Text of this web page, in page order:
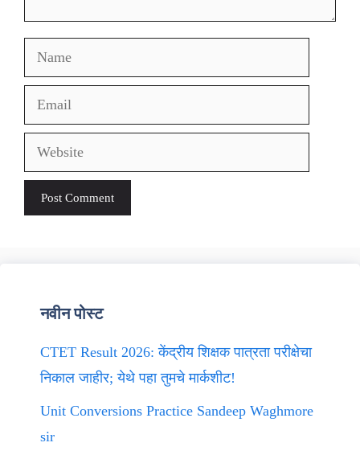
Name
Email
Website
नवीन पोस्ट
CTET Result 2026: केंद्रीय शिक्षक पात्रता परीक्षेचा
निकाल जाहीर; येथे पहा तुमचे मार्कशीट!
Unit Conversions Practice Sandeep Waghmore
sir